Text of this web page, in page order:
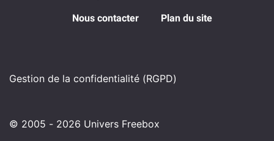
Nous contacter Plan du site
Gestion de la confidentialité (RGPD)
© 2005 - 2026 Univers Freebox